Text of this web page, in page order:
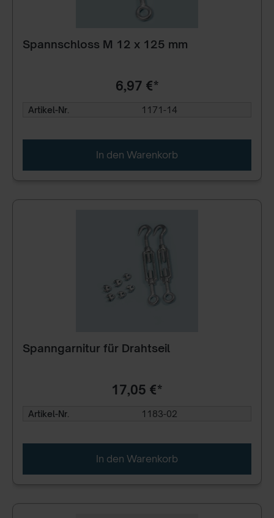
Spannschloss M 12 x 125 mm
6,97 €*
Artikel-Nr. 1171-14
In den Warenkorb
Spanngarnitur für Drahtseil
17,05 €*
Artikel-Nr. 1183-02
In den Warenkorb